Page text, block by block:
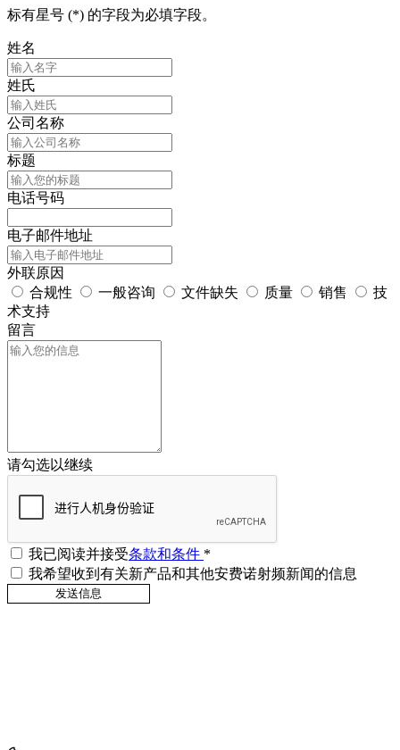
标有星号 (*) 的字段为必填字段。
姓名
姓氏
公司名称
标题
电话号码
电子邮件地址
外联原因
合规性
一般咨询 文件缺失 质量 销售
技
术支持
留言
请勾选以继续
我已阅读并接受条款和条件 *
我希望收到有关新产品和其他安费诺射频新闻的信息